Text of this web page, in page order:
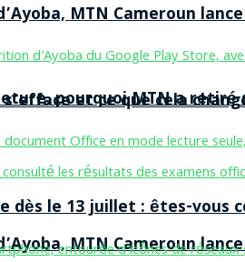
et ce que cela
MTN Cameroun
MTN Cameroun
pourquoi MTN a retiré
dès le 13 juillet : êtes-vous